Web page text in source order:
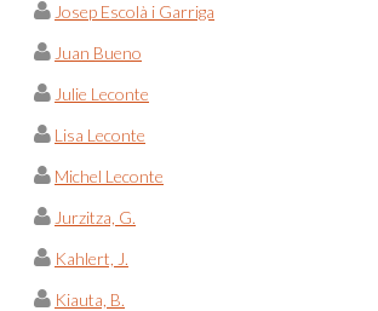
Josep Escolà i Garriga
Juan Bueno
Julie Leconte
Lisa Leconte
Michel Leconte
Jurzitza, G.
Kahlert, J.
Kiauta, B.